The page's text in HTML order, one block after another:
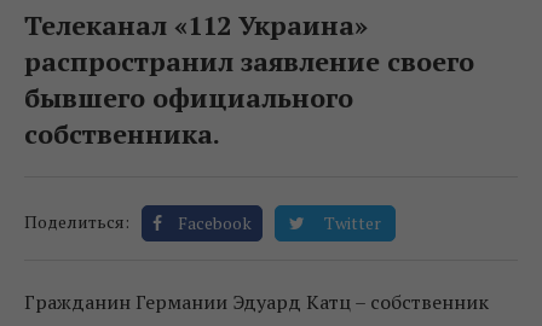
Телеканал «112 Украина»
распространил заявление своего
бывшего официального
собственника.
Поделиться: Facebook Twitter
Гражданин Германии Эдуард Катц – собственник